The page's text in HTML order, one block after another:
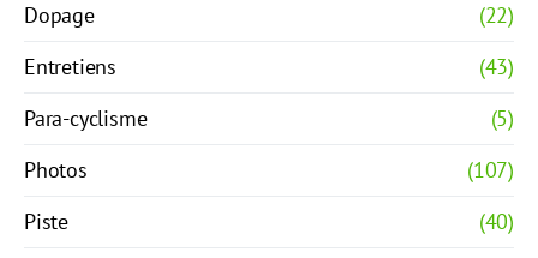
Dopage
(22)
Entretiens
(43)
Para-cyclisme
(5)
Photos
(107)
Piste
(40)